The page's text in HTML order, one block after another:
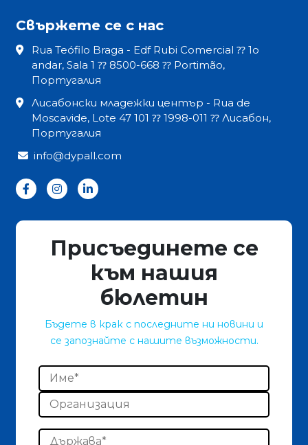
Свържете се с нас
Rua Teófilo Braga - Edf Rubi Comercial ⁇ 1o
andar, Sala 1 ⁇ 8500-668 ⁇ Portimão,
Португалия
Лисабонски младежки център - Rua de
Moscavide, Lote 47 101 ⁇ 1998-011 ⁇ Лисабон,
Португалия
info@dypall.com
Присъединете се
към нашия
бюлетин
Бъдете в крак с последните ни новини и
се запознайте с нашите възможности.